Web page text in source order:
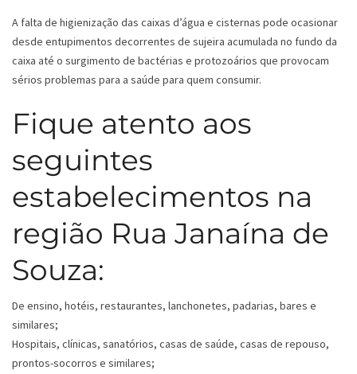
A falta de higienização das caixas d’água e cisternas pode ocasionar
desde entupimentos decorrentes de sujeira acumulada no fundo da
caixa até o surgimento de bactérias e protozoários que provocam
sérios problemas para a saúde para quem consumir.
Fique atento aos
seguintes
estabelecimentos na
região Rua Janaína de
Souza:
De ensino, hotéis, restaurantes, lanchonetes, padarias, bares e
similares;
Hospitais, clínicas, sanatórios, casas de saúde, casas de repouso,
prontos-socorros e similares;